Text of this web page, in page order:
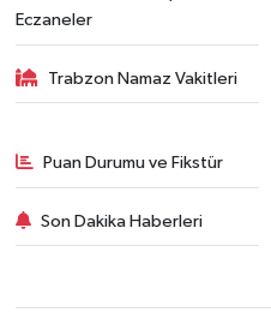
Eczaneler
Trabzon Namaz Vakitleri
Puan Durumu ve Fikstür
Son Dakika Haberleri